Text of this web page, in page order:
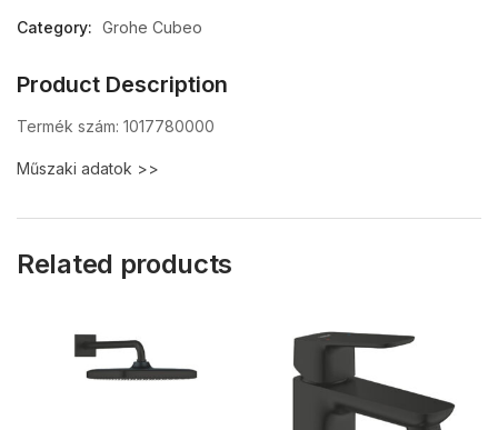
Category: Grohe Cubeo
Product Description
Termék szám: 1017780000
Műszaki adatok >>
Related products